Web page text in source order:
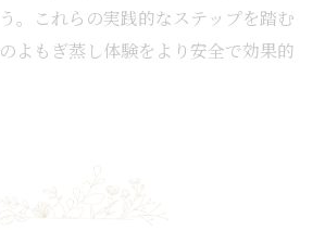
し体験前に知っておきたい安全ポ
しむためのよもぎ蒸し体験方法
。これらの実践的なステップを踏む
よもぎ蒸し体験をより安全で効果的